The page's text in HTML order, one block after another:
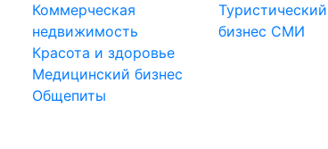
Коммерческая
недвижимость
Красота и здоровье
Медицинский бизнес
Общепиты
Туристический
бизнес СМИ